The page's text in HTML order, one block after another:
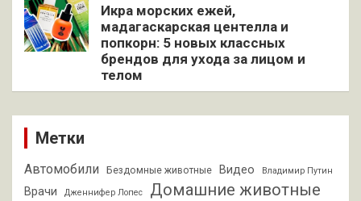
Икра морских ежей,
мадагаскарская центелла и
попкорн: 5 новых классных
брендов для ухода за лицом и
телом
Метки
Автомобили Бездомные животные Видео Владимир Путин
Врачи Дженнифер Лопес
Домашние животные